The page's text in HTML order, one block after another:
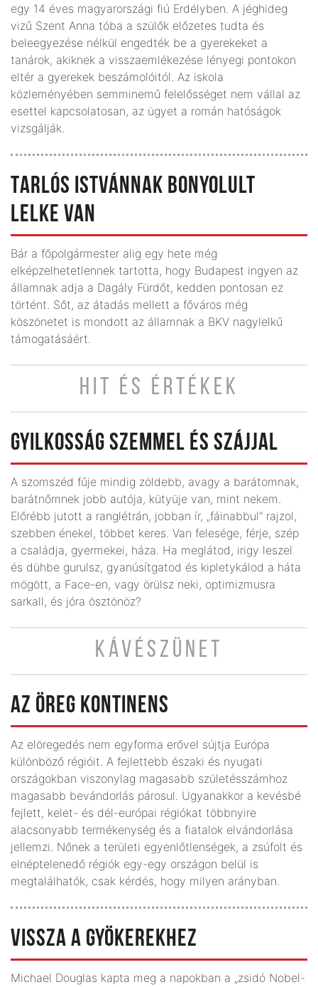
egy 14 éves magyarországi fiú Erdélyben. A jéghideg
vizű Szent Anna tóba a szülők előzetes tudta és
beleegyezése nélkül engedték be a gyerekeket a
tanárok, akiknek a visszaemlékezése lényegi pontokon
eltér a gyerekek beszámolóitól. Az iskola
közleményében semminemű felelősséget nem vállal az
esettel kapcsolatosan, az ügyet a román hatóságok
vizsgálják.
TARLÓS ISTVÁNNAK BONYOLULT
LELKE VAN
Bár a főpolgármester alig egy hete még
elképzelhetetlennek tartotta, hogy Budapest ingyen az
államnak adja a Dagály Fürdőt, kedden pontosan ez
történt. Sőt, az átadás mellett a főváros még
köszönetet is mondott az államnak a BKV nagylelkű
támogatásáért.
HIT ÉS ÉRTÉKEK
GYILKOSSÁG SZEMMEL ÉS SZÁJJAL
A szomszéd fűje mindig zöldebb, avagy a barátomnak,
barátnőmnek jobb autója, kütyüje van, mint nekem.
Előrébb jutott a ranglétrán, jobban ír, „fáinabbul” rajzol,
szebben énekel, többet keres. Van felesége, férje, szép
a családja, gyermekei, háza. Ha meglátod, irigy leszel
és dühbe gurulsz, gyanúsítgatod és kipletykálod a háta
mögött, a Face-en, vagy örülsz neki, optimizmusra
sarkall, és jóra ösztönöz?
KÁVÉSZÜNET
AZ ÖREG KONTINENS
Az elöregedés nem egyforma erővel sújtja Európa
különböző régióit. A fejlettebb északi és nyugati
országokban viszonylag magasabb születésszámhoz
magasabb bevándorlás párosul. Ugyanakkor a kevésbé
fejlett, kelet- és dél-európai régiókat többnyire
alacsonyabb termékenység és a fiatalok elvándorlása
jellemzi. Nőnek a területi egyenlőtlenségek, a zsúfolt és
elnéptelenedő régiók egy-egy országon belül is
megtalálhatók, csak kérdés, hogy milyen arányban.
VISSZA A GYÖKEREKHEZ
Michael Douglas kapta meg a napokban a „zsidó Nobel-